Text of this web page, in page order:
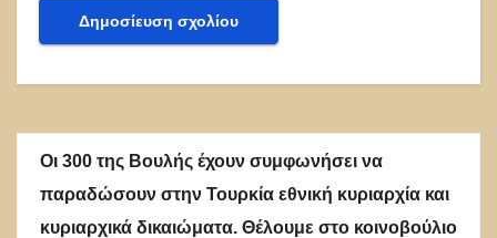
Οι 300 της Βουλής έχουν συμφωνήσει να
παραδώσουν στην Τουρκία εθνική κυριαρχία και
κυριαρχικά δικαιώματα. Θέλουμε στο κοινοβούλιο